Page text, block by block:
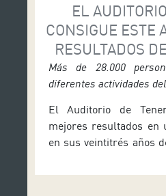
EL
CONSIGUE ESTE
RESULTADOS
DE
Más de 28.000
diferentes actividades
El Auditorio de
mejores resultados en
en sus veintitrés años
han programado